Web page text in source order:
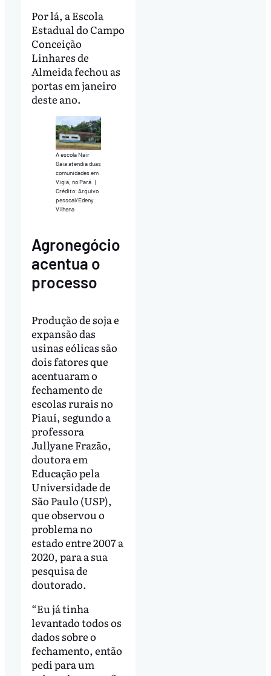
Por lá, a Escola
Estadual do Campo
Conceição
Linhares de
Almeida fechou as
portas em janeiro
deste ano.
A escola Nair
Gaia atendia duas
comunidades em
Vigia, no Pará |
Crédito: Arquivo
pessoal/Edeny
Vilhena
Agronegócio
acentua o
processo
Produção de soja e
expansão das
usinas eólicas são
dois fatores que
acentuaram o
fechamento de
escolas rurais no
Piauí, segundo a
professora
Jullyane Frazão,
doutora em
Educação pela
Universidade de
São Paulo (USP),
que observou o
problema no
estado entre 2007 a
2020, para a sua
pesquisa de
doutorado.
“Eu já tinha
levantado todos os
dados sobre o
fechamento, então
pedi para um